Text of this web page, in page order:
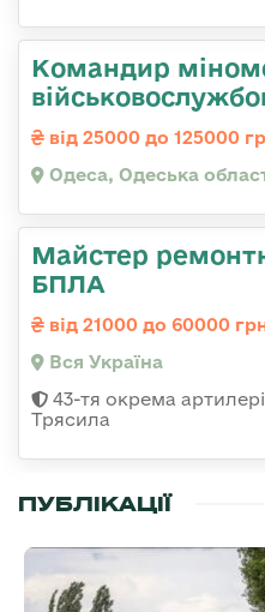
Командиp
від 25000 до 125000
Одеса, Одеська
Майстер
БПЛА
від 21000 до 60000
Вся Україна
43-тя окрема
Трясила
ПУБЛІКАЦІЇ